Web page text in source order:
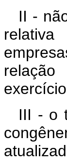
II -
III - o